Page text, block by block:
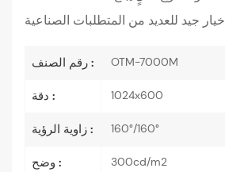
رقم الصنف : OTM-7000M
دقة : 1024x600
زاوية الرؤية : 160°/160°
وضح : 300cd/m2